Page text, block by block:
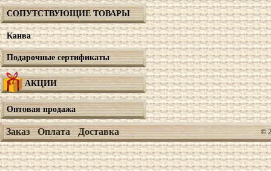
СОПУТСТВУЮЩИЕ ТОВАРЫ
Канва
Подарочные сертификаты
АКЦИИ
Оптовая продажа
Заказ Оплата Доставка ©